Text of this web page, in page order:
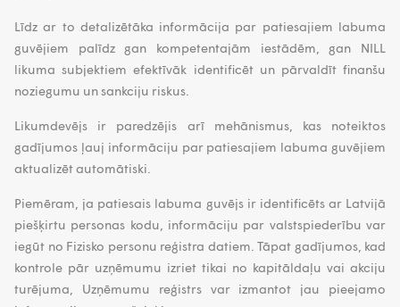
Līdz ar to detalizētāka informācija par patiesajiem labuma
guvējiem palīdz gan kompetentajām iestādēm, gan NILL
likuma subjektiem efektīvāk identificēt un pārvaldīt finanšu
noziegumu un sankciju riskus.
Likumdevējs ir paredzējis arī mehānismus, kas noteiktos
gadījumos ļauj informāciju par patiesajiem labuma guvējiem
aktualizēt automātiski.
Piemēram, ja patiesais labuma guvējs ir identificēts ar Latvijā
piešķirtu personas kodu, informāciju par valstspiederību var
iegūt no Fizisko personu reģistra datiem. Tāpat gadījumos, kad
kontrole pār uzņēmumu izriet tikai no kapitāldaļu vai akciju
turējuma, Uzņēmumu reģistrs var izmantot jau pieejamo